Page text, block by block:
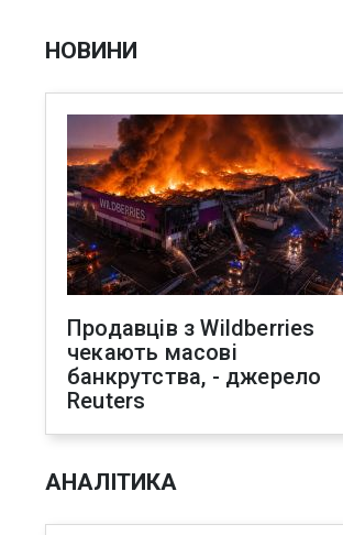
НОВИНИ
Продавців з Wildberries
чекають масові
банкрутства, - джерело
Reuters
АНАЛІТИКА